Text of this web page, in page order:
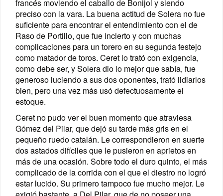
francés moviendo el caballo de Bonijol y siendo
preciso con la vara. La buena actitud de Solera no fue
suficiente para encontrar el entendimiento con el de
Raso de Portillo, que fue incierto y con muchas
complicaciones para un torero en su segunda festejo
como matador de toros. Ceret lo trató con exigencia,
como debe ser, y Solera dio lo mejor que sabía, fue
generoso luciendo a sus dos oponentes, trató lidiarlos
bien, pero una vez más usó defectuosamente el
estoque.
Ceret no pudo ver el buen momento que atraviesa
Gómez del Pilar, que dejó su tarde más gris en el
pequeño ruedo catalán. Le correspondieron en suerte
dos astados difíciles que le pusieron en aprietos en
más de una ocasión. Sobre todo el duro quinto, el más
complicado de la corrida con el que el diestro no logró
estar lucido. Su primero tampoco fue mucho mejor. Le